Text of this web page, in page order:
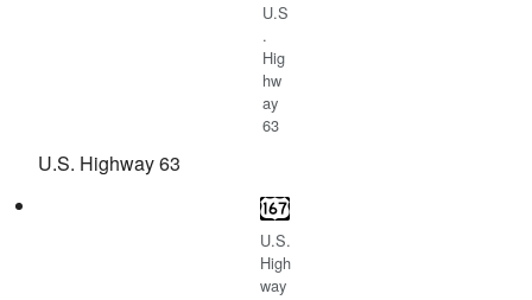
U.S
.
Hig
hw
ay
63
U.S. Highway 63
U.S.
High
way